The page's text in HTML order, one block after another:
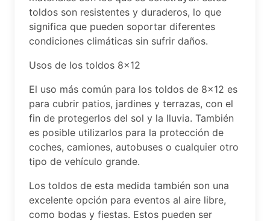
toldos son resistentes y duraderos, lo que
significa que pueden soportar diferentes
condiciones climáticas sin sufrir daños.
Usos de los toldos 8×12
El uso más común para los toldos de 8×12 es
para cubrir patios, jardines y terrazas, con el
fin de protegerlos del sol y la lluvia. También
es posible utilizarlos para la protección de
coches, camiones, autobuses o cualquier otro
tipo de vehículo grande.
Los toldos de esta medida también son una
excelente opción para eventos al aire libre,
como bodas y fiestas. Estos pueden ser